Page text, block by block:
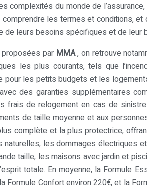
complexités du monde de
les termes et conditions,
de leurs besoins spécifiques et de leur
proposées par MMA, on retrouve
les plus courants, tels que
pour les petits budgets et les
des garanties supplémentaires
frais de relogement en cas de
de taille moyenne et aux
complète et la plus protectrice,
les dommages électriques
taille, les maisons avec jardin et
totale. En moyenne, la Formule
Formule Confort environ 220€, et la